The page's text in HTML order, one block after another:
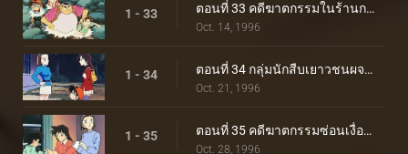
1 - 33 ตอนที่ 33 คดีฆาตกรรมในร้านกาแฟ
Oct. 14, 1996
1 - 34 ตอนที่ 34 กลุ่มนักสืบเยาวชนผจญภัย
Oct. 21, 1996
1 - 35 ตอนที่ 35 คดีฆาตกรรมซ่อนเงื่อน (ตอนแรก)
Oct. 28, 1996